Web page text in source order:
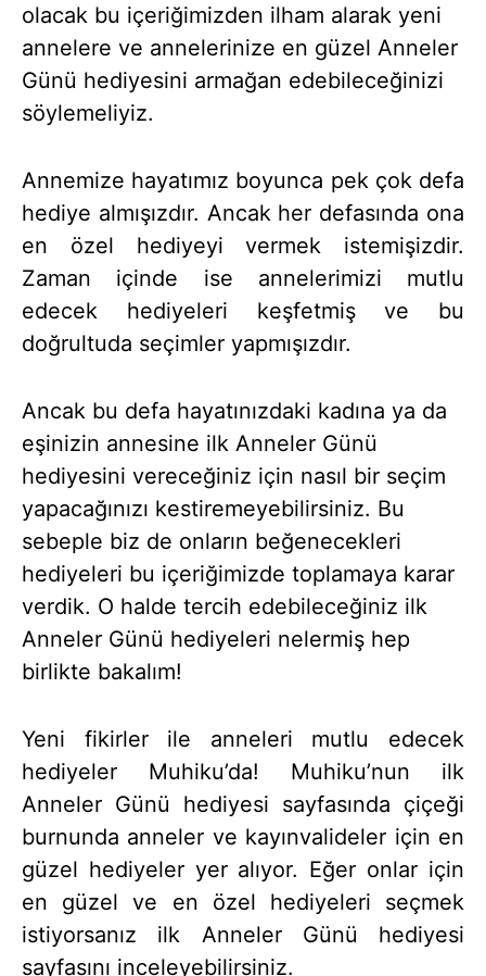
olacak bu içeriğimizden ilham alarak yeni
annelere ve annelerinize en güzel Anneler
Günü hediyesini armağan edebileceğinizi
söylemeliyiz.
Annemize hayatımız boyunca pek çok defa
hediye almışızdır. Ancak her defasında ona
en özel hediyeyi vermek istemişizdir.
Zaman içinde ise annelerimizi mutlu
edecek hediyeleri keşfetmiş ve bu
doğrultuda seçimler yapmışızdır.
Ancak bu defa hayatınızdaki kadına ya da
eşinizin annesine ilk Anneler Günü
hediyesini vereceğiniz için nasıl bir seçim
yapacağınızı kestiremeyebilirsiniz. Bu
sebeple biz de onların beğenecekleri
hediyeleri bu içeriğimizde toplamaya karar
verdik. O halde tercih edebileceğiniz ilk
Anneler Günü hediyeleri nelermiş hep
birlikte bakalım!
Yeni fikirler ile anneleri mutlu edecek
hediyeler Muhiku’da! Muhiku’nun ilk
Anneler Günü hediyesi sayfasında çiçeği
burnunda anneler ve kayınvalideler için en
güzel hediyeler yer alıyor. Eğer onlar için
en güzel ve en özel hediyeleri seçmek
istiyorsanız ilk Anneler Günü hediyesi
sayfasını inceleyebilirsiniz.